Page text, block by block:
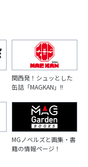
関西発！シュッとした
缶詰「MAGKAN」!!
MGノベルズと画集・書
籍の情報ページ！